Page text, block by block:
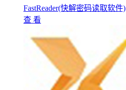
FastReader(快解密码读取软件)
查 看